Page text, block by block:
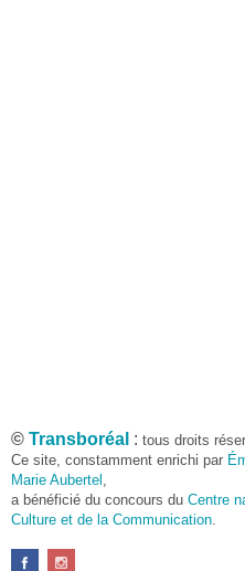
© Transboréal : tous droits
Ce site, constamment enrichi par
Marie Aubertel ,
a bénéficié du concours du Centre
Culture et de la Communication.